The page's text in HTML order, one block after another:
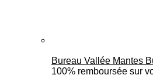
Bureau Vallée Mantes
100% remboursée sur